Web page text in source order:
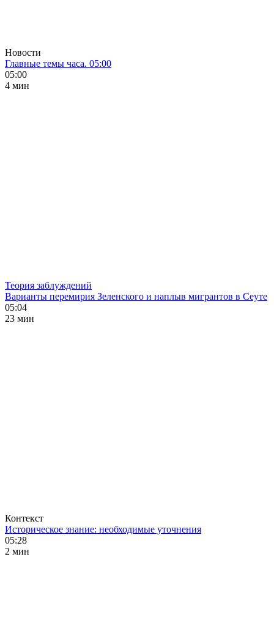
Новости
Главные темы часа. 05:00
05:00
4 мин
Теория заблуждений
Варианты перемирия Зеленского и наплыв мигрантов в Сеуте
05:04
23 мин
Контекст
Историческое знание: необходимые уточнения
05:28
2 мин